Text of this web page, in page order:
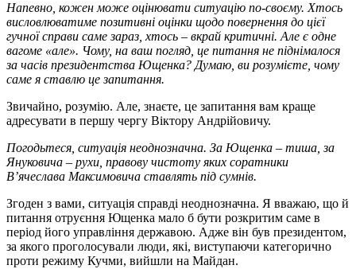
Напевно, кожен може оцінювати ситуацію по-своєму. Хтось
висловлюватиме позитивні оцінки щодо повернення до цієї
гучної справи саме зараз, хтось – вкрай критичні. Але є одне
вагоме «але». Чому, на ваш погляд, це питання не піднімалося
за часів президентства Ющенка? Думаю, ви розумієте, чому
саме я ставлю це запитання.
Звичайно, розумію. Але, знаєте, це запитання вам краще
адресувати в першу чергу Віктору Андрійовичу.
Погодьтеся, ситуація неоднозначна. За Ющенка – тиша, за
Януковича – рухи, правову чистоту яких соратники
В’ячеслава Максимовича ставлять під сумнів.
Згоден з вами, ситуація справді неоднозначна. Я вважаю, що й
питання отруєння Ющенка мало б бути розкритим саме в
період його управління державою. Адже він був президентом,
за якого проголосували люди, які, виступаючи категорично
проти режиму Кучми, вийшли на Майдан.